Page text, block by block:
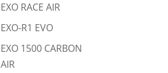
EXO RACE AIR
EXO-R1 EVO
EXO 1500 CARBON
AIR